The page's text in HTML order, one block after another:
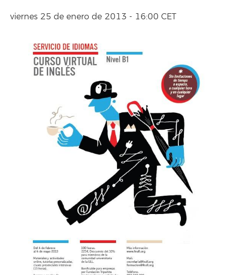
viernes 25 de enero de 2013 - 16:00 CET